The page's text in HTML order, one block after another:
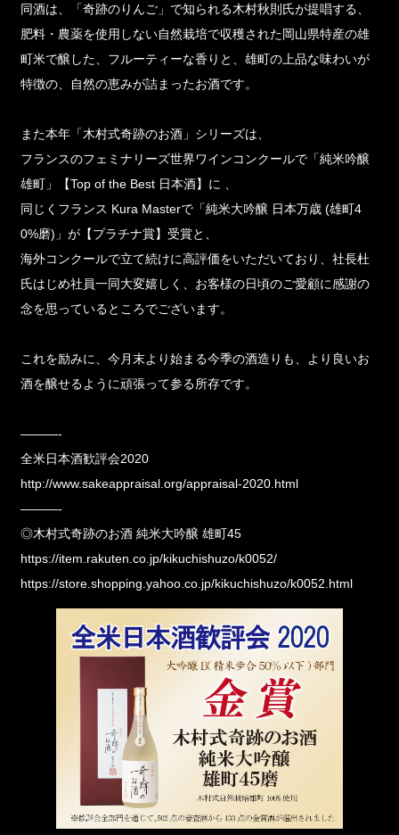
同酒は、「奇跡のりんご」で知られる木村秋則氏が提唱する、
肥料・農薬を使用しない自然栽培で収穫された岡山県特産の雄
町米で醸した、フルーティーな香りと、雄町の上品な味わいが
特徴の、自然の恵みが詰まったお酒です。
また本年「木村式奇跡のお酒」シリーズは、
フランスのフェミナリーズ世界ワインコンクールで「純米吟醸
雄町」【Top of the Best 日本酒】に 、
同じくフランス Kura Masterで「純米大吟醸 日本万歳 (雄町4
0%磨)」が【プラチナ賞】受賞と、
海外コンクールで立て続けに高評価をいただいており、社長杜
氏はじめ社員一同大変嬉しく、お客様の日頃のご愛顧に感謝の
念を思っているところでございます。
これを励みに、今月末より始まる今季の酒造りも、より良いお
酒を醸せるように頑張って参る所存です。
———-
全米日本酒歓評会2020
http://www.sakeappraisal.org/appraisal-2020.html
———-
◎木村式奇跡のお酒 純米大吟醸 雄町45
https://item.rakuten.co.jp/kikuchishuzo/k0052/
https://store.shopping.yahoo.co.jp/kikuchishuzo/k0052.html